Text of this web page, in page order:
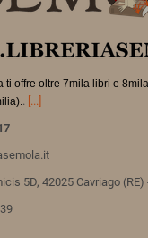
ti offre oltre 7mila libri e
. [...]
5D, 42025 Cavriago (RE)